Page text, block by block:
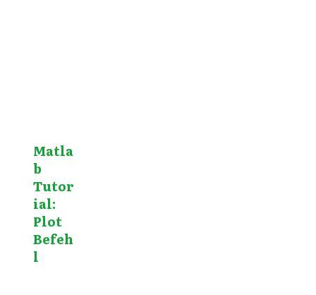
Matla
b
Tutor
ial:
Plot
Befeh
l